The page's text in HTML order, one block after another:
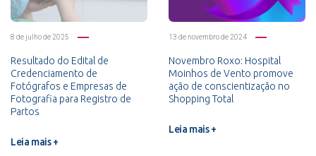
8 de julho de 2025
Resultado do Edital de
Credenciamento de
Fotógrafos e Empresas de
Fotografia para Registro de
Partos
Leia mais +
13 de novembro de 2024
Novembro Roxo: Hospital
Moinhos de Vento promove
ação de conscientização no
Shopping Total
Leia mais +